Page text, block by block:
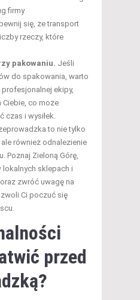
firmy
się, że transport
rzeczy, które
pakowaniu. Jeśli
do spakowania, warto
ekipy,
Ciebie, co może
i wysiłek.
to nie tylko
również odnalezienie
Poznaj Zieloną Górę,
sklepach i
zwróć uwagę na
Ci poczuć się
przed